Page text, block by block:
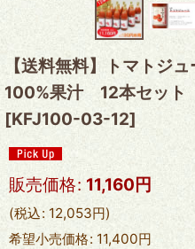
【送料無料】トマト
100%果汁 12本セット
[KFJ100-03-12]
販売価格: 11,160 円
(税込: 12,053円)
希望小売価格: 11,400円